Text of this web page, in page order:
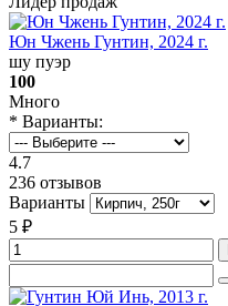
Юн Чжень Гунтин, 2024 г.
шу пуэр
100
Много
* Варианты:
4.7
236 отзывов
Варианты
5 ₽